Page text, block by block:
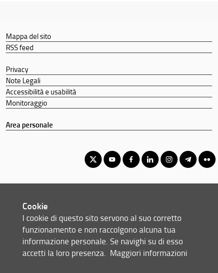
Mappa del sito
RSS feed
Privacy
Note Legali
Accessibilità e usabilità
Monitoraggio
Area personale
Corso di Laurea Magistrale in Psicologia del ciclo di vita e dei
© Copyright 2012-2026 Università degli Studi di Firenze UNIFI
P.IVA/Cod.Fis 01279680480
Via della Torretta, 16 - 50137 Firenze (FI)
Tel: +39 055 2755370/1 (Portineria) - 2755378 (Presidenza)
Cookie
I cookie di questo sito servono al suo corretto
funzionamento e non raccolgono alcuna tua
informazione personale. Se navighi su di esso
accetti la loro presenza. Maggiori informazioni